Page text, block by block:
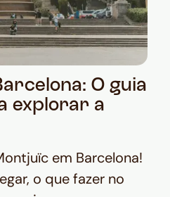
O guia
explorar a
em Barcelona!
o que fazer no